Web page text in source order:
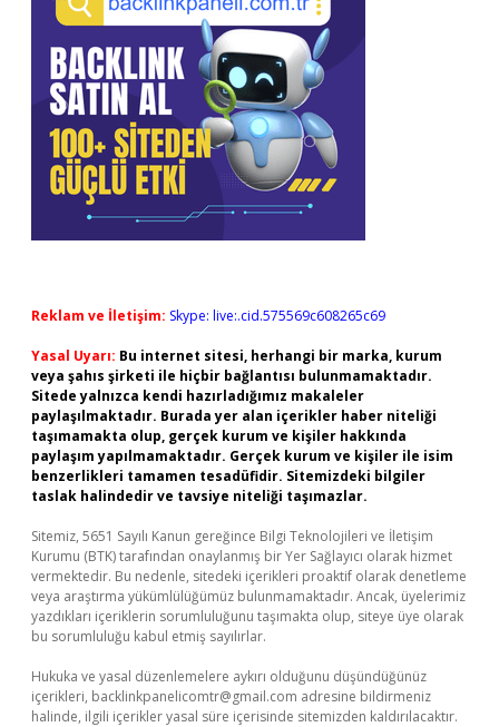
Reklam ve İletişim: Skype: live:.cid.575569c608265c69
Yasal Uyarı: Bu internet sitesi, herhangi bir marka, kurum
veya şahıs şirketi ile hiçbir bağlantısı bulunmamaktadır.
Sitede yalnızca kendi hazırladığımız makaleler
paylaşılmaktadır. Burada yer alan içerikler haber niteliği
taşımamakta olup, gerçek kurum ve kişiler hakkında
paylaşım yapılmamaktadır. Gerçek kurum ve kişiler ile isim
benzerlikleri tamamen tesadüfidir. Sitemizdeki bilgiler
taslak halindedir ve tavsiye niteliği taşımazlar.
Sitemiz, 5651 Sayılı Kanun gereğince Bilgi Teknolojileri ve İletişim
Kurumu (BTK) tarafından onaylanmış bir Yer Sağlayıcı olarak hizmet
vermektedir. Bu nedenle, sitedeki içerikleri proaktif olarak denetleme
veya araştırma yükümlülüğümüz bulunmamaktadır. Ancak, üyelerimiz
yazdıkları içeriklerin sorumluluğunu taşımakta olup, siteye üye olarak
bu sorumluluğu kabul etmiş sayılırlar.
Hukuka ve yasal düzenlemelere aykırı olduğunu düşündüğünüz
içerikleri, backlinkpanelicomtr@gmail.com adresine bildirmeniz
halinde, ilgili içerikler yasal süre içerisinde sitemizden kaldırılacaktır.